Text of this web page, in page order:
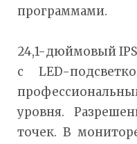
программами.
24,1-дюймовый
с LED-
уровня.
точек. В